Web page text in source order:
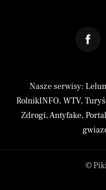
Nasze serwisy:
RolnikINFO, WTV,
Zdrogi,Antyfake,
©